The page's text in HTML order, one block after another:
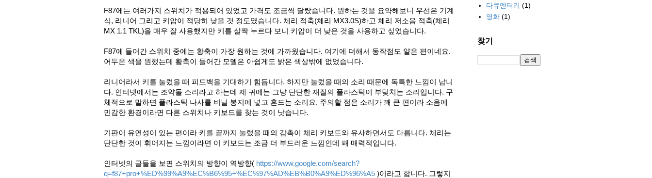
F87에는 여러가지 스위치가 적용되어 있었고 가격도 조금씩 달랐습니다. 원하는 것을 요약해보니 우선은 기계
식, 리니어 그리고 키압이 적당히 낮을 것 정도였습니다. 체리 적축(체리 MX3.0S)하고 체리 저소음 적축(체리
MX 1.1 TKL)을 매우 잘 사용했지만 키를 살짝 누르다 보니 키압이 더 낮은 것을 사용하고 싶었습니다.
F87에 들어간 스위치 중에는 황축이 가장 원하는 것에 가까웠습니다. 여기에 더해서 동작점도 얕은 편이네요.
어두운 색을 원했는데 황축이 들어간 모델은 아쉽게도 밝은 색상밖에 없었습니다.
리니어라서 키를 눌렀을 때 피드백을 기대하기 힘듭니다. 하지만 눌렀을 때의 소리 때문에 독특한 느낌이 납니
다. 인터넷에서는 조약돌 소리라고 하는데 제 귀에는 그냥 단단한 재질의 플라스틱이 부딪치는 소리입니다. 구
체적으로 말하면 플라스틱 나사를 비닐 봉지에 넣고 흔드는 소리요. 주의할 점은 소리가 꽤 큰 편이라 소음에
민감한 환경이라면 다른 스위치나 키보드를 찾는 것이 낫습니다.
기판이 유연성이 있는 편이라 키를 끝까지 눌렀을 때의 감촉이 체리 키보드와 유사하면서도 다릅니다. 체리는
단단한 것이 휘어지는 느낌이라면 이 키보드는 조금 더 부드러운 느낌인데 꽤 매력적입니다.
인터넷의 글들을 보면 스위치의 방향이 역방향( https://www.google.com/search?
q=f87+pro+%ED%99%A9%EC%B6%95+%EC%97%AD%EB%B0%A9%ED%96%A5 )이라고 합니다. 그렇지
다큐멘터리 (1)
영화 (1)
찾기